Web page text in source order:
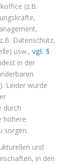
(z.B.
Datenschutz,
usw., vgl. §
in der
). Leider wurde
durch
höhere
sorgen.
und
in den